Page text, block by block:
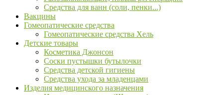
Средства для ванн (соли, пенки...)
Вакцины
Гомеопатические средства
Гомеопатические средства Хель
Детские товары
Косметика Джонсон
Соски пустышки бутылочки
Средства детской гигиены
Средства ухода за младенцами
Изделия медицинского назначения